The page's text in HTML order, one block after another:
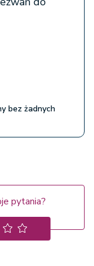
bez żadnych
pytania?